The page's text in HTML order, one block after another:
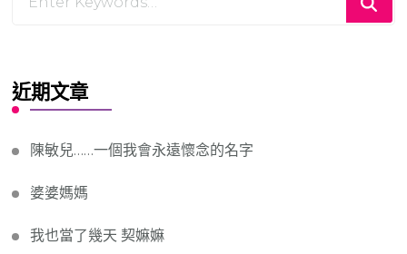
近期文章
陳敏兒……一個我會永遠懷念的名字
婆婆媽媽
我也當了幾天 契嫲嫲